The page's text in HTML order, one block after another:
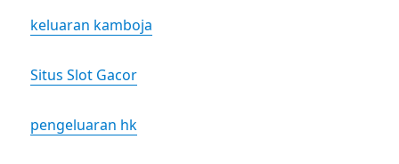
keluaran kamboja
Situs Slot Gacor
pengeluaran hk